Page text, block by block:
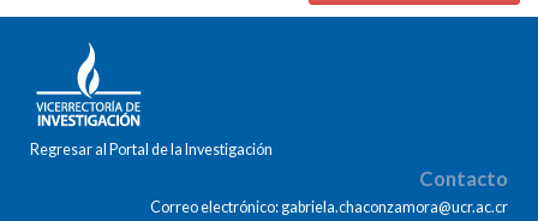
Regresar al Portal de la Investigación
Contacto
Correo electrónico: gabriela.chaconzamora@ucr.ac.cr